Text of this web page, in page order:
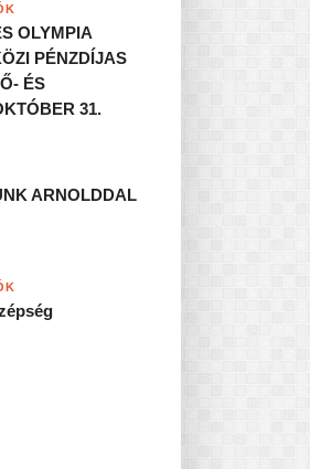
OLYMPIA
PÉNZDÍJAS
ÉS
31.
ARNOLDDAL